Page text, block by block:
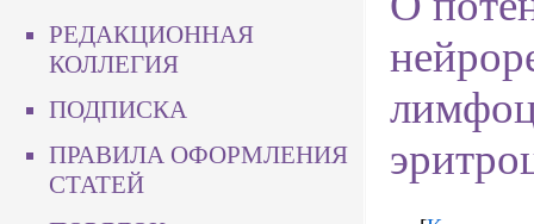
РЕДАКЦИОННАЯ
КОЛЛЕГИЯ
ПОДПИСКА
ПРАВИЛА ОФОРМЛЕНИЯ
СТАТЕЙ